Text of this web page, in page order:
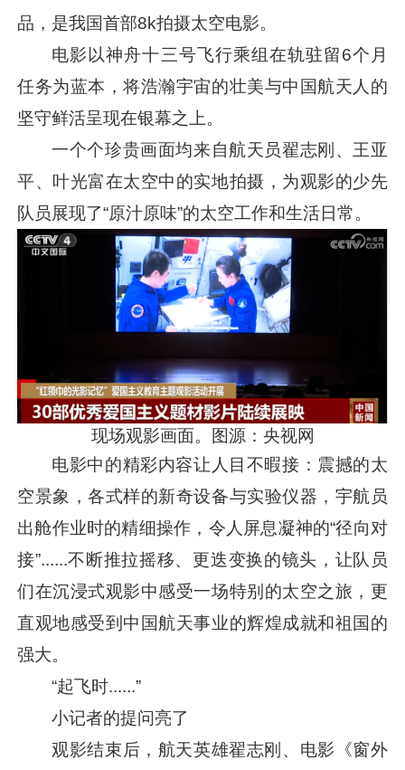
品，是我国首部8k拍摄太空电影。
电影以神舟十三号飞行乘组在轨驻留6个月
任务为蓝本，将浩瀚宇宙的壮美与中国航天人的
坚守鲜活呈现在银幕之上。
一个个珍贵画面均来自航天员翟志刚、王亚
平、叶光富在太空中的实地拍摄，为观影的少先
队员展现了“原汁原味”的太空工作和生活日常。
现场观影画面。图源：央视网
电影中的精彩内容让人目不暇接：震撼的太
空景象，各式样的新奇设备与实验仪器，宇航员
出舱作业时的精细操作，令人屏息凝神的“径向对
接”......不断推拉摇移、更迭变换的镜头，让队员
们在沉浸式观影中感受一场特别的太空之旅，更
直观地感受到中国航天事业的辉煌成就和祖国的
强大。
“起飞时......”
小记者的提问亮了
观影结束后，航天英雄翟志刚、电影《窗外